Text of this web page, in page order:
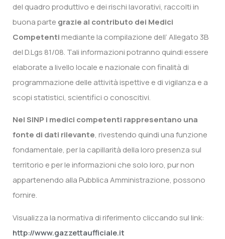
del quadro produttivo e dei rischi lavorativi, raccolti in
buona parte grazie al contributo dei Medici
Competenti mediante la compilazione dell’ Allegato 3B
del D.Lgs 81/08. Tali informazioni potranno quindi essere
elaborate a livello locale e nazionale con finalità di
programmazione delle attività ispettive e di vigilanza e a
scopi statistici, scientifici o conoscitivi.
Nel SINP i medici competenti rappresentano una
fonte di dati rilevante, rivestendo quindi una funzione
fondamentale, per la capillarità della loro presenza sul
territorio e per le informazioni che solo loro, pur non
appartenendo alla Pubblica Amministrazione, possono
fornire.
Visualizza la normativa di riferimento cliccando sul link:
http://www.gazzettaufficiale.it